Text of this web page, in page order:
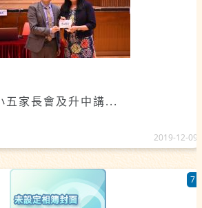
家長會及升中講...
2019-12-09
7